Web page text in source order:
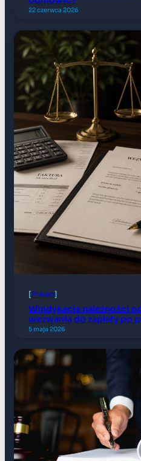
22 czerwca 2026
[Prawo]
Windykacja należności
wezwania do zapłaty po
5 maja 2026